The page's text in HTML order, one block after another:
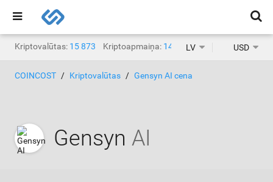
Kriptovalūtas: 15 873 Kriptoapmaiņa: 1468 LV USD
COINCOST Kriptovalūtas Gensyn AI cena
Gensyn AI